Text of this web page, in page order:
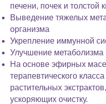
печени, почек и толстой
Выведение тяжелых
организма
Укрепление иммунной
Улучшение метаболизма
На основе эфирных
терапевтического класса
растительных экстрактов,
ускоряющих очистку.